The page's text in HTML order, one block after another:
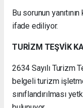
Bu sorunun
ifade ediliyor.
TURİZM TEŞVİK
2634 Sayılı Turizm
belgeli turizm
sınıflandırılması